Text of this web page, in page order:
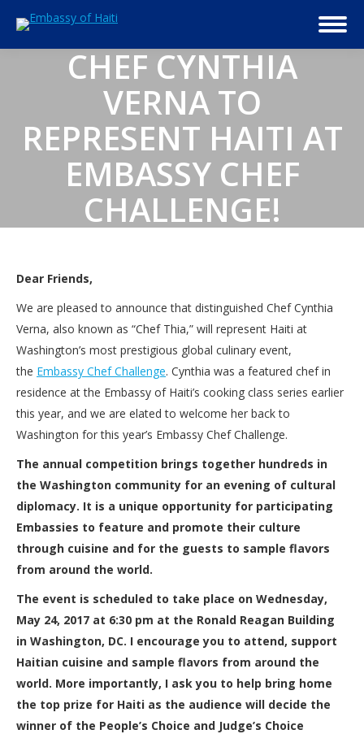
CHEF CYNTHIA
VERNA TO
REPRESENT HAITI AT
EMBASSY CHEF
CHALLENGE!
Dear Friends,
We are pleased to announce that distinguished Chef Cynthia
Verna, also known as “Chef Thia,” will represent Haiti at
Washington’s most prestigious global culinary event,
the Embassy Chef Challenge. Cynthia was a featured chef in
residence at the Embassy of Haiti’s cooking class series earlier
this year, and we are elated to welcome her back to
Washington for this year’s Embassy Chef Challenge.
The annual competition brings together hundreds in
the Washington community for an evening of cultural
diplomacy. It is a unique opportunity for participating
Embassies to feature and promote their culture
through cuisine and for the guests to sample flavors
from around the world.
The event is scheduled to take place on Wednesday,
May 24, 2017 at 6:30 pm at the Ronald Reagan Building
in Washington, DC. I encourage you to attend, support
Haitian cuisine and sample flavors from around the
world. More importantly, I ask you to help bring home
the top prize for Haiti as the audience will decide the
winner of the People’s Choice and Judge’s Choice